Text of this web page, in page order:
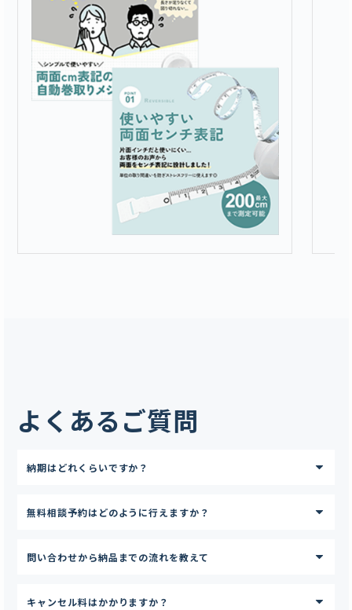
よくあるご質問
納期はどれくらいですか？
無料相談予約はどのように行えますか？
問い合わせから納品までの流れを教えて
キャンセル料はかかりますか？